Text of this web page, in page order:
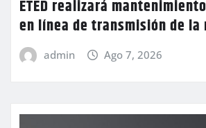
ETED realizará
en línea de transmisión de la
admin Ago 7, 2026